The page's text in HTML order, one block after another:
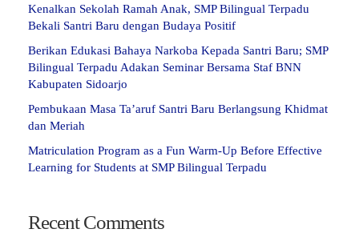
Kenalkan Sekolah Ramah Anak, SMP Bilingual Terpadu
Bekali Santri Baru dengan Budaya Positif
Berikan Edukasi Bahaya Narkoba Kepada Santri Baru; SMP
Bilingual Terpadu Adakan Seminar Bersama Staf BNN
Kabupaten Sidoarjo
Pembukaan Masa Ta’aruf Santri Baru Berlangsung Khidmat
dan Meriah
Matriculation Program as a Fun Warm-Up Before Effective
Learning for Students at SMP Bilingual Terpadu
Recent Comments